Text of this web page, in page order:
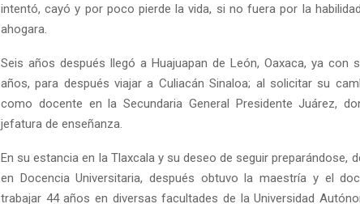
intentó, cayó y por poco pierde la vida, si no fuera por la
ahogara.
Seis años después llegó a Huajuapan de León, Oaxaca, ya con
años, para después viajar a Culiacán Sinaloa; al solicitar su
como docente en la Secundaria General Presidente Juárez,
jefatura de enseñanza.
En su estancia en la Tlaxcala y su deseo de seguir preparándose,
en Docencia Universitaria, después obtuvo la maestría y el
trabajar 44 años en diversas facultades de la Universidad